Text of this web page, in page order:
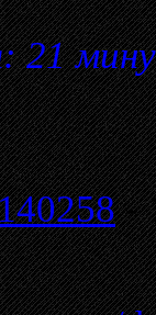
21
-